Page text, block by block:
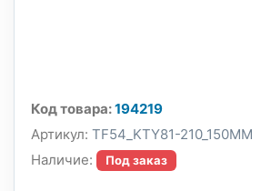
Код товара:194219
Артикул: TF54_KTY81-210_150MM
Наличие:
Под заказ